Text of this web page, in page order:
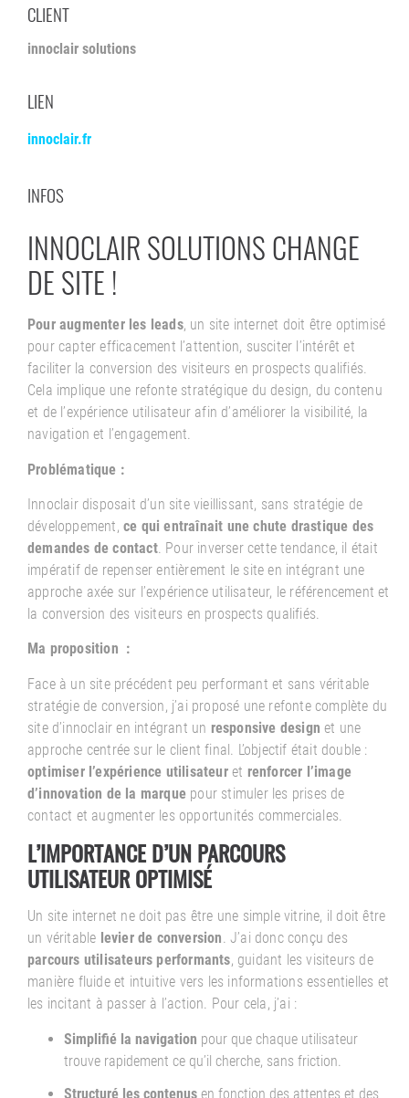
CLIENT
innoclair solutions
LIEN
innoclair.fr
INFOS
INNOCLAIR SOLUTIONS CHANGE
DE SITE !
Pour augmenter les leads, un site internet doit être optimisé
pour capter efficacement l’attention, susciter l’intérêt et
faciliter la conversion des visiteurs en prospects qualifiés.
Cela implique une refonte stratégique du design, du contenu
et de l’expérience utilisateur afin d’améliorer la visibilité, la
navigation et l’engagement.
Problématique :
Innoclair disposait d’un site vieillissant, sans stratégie de
développement, ce qui entraînait une chute drastique des
demandes de contact. Pour inverser cette tendance, il était
impératif de repenser entièrement le site en intégrant une
approche axée sur l’expérience utilisateur, le référencement et
la conversion des visiteurs en prospects qualifiés.
Ma proposition :
Face à un site précédent peu performant et sans véritable
stratégie de conversion, j’ai proposé une refonte complète du
site d’innoclair en intégrant un responsive design et une
approche centrée sur le client final. L’objectif était double :
optimiser l’expérience utilisateuret renforcer l’image
d’innovation de la marque pour stimuler les prises de
contact et augmenter les opportunités commerciales.
L’IMPORTANCE D’UN PARCOURS
UTILISATEUR OPTIMISÉ
Un site internet ne doit pas être une simple vitrine, il doit être
un véritable levier de conversion. J’ai donc conçu des
parcours utilisateurs performants, guidant les visiteurs de
manière fluide et intuitive vers les informations essentielles et
les incitant à passer à l’action. Pour cela, j’ai :
Simplifié la navigation pour que chaque utilisateur
trouve rapidement ce qu’il cherche, sans friction.
Structuré les contenus en fonction des attentes et des